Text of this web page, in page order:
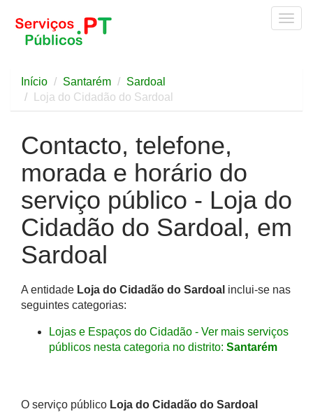
Início Santarém
Sardoal
Loja do Cidadão do Sardoal
Contacto, telefone,
morada e horário do
serviço público - Loja do
Cidadão do Sardoal, em
Sardoal
A entidade Loja do Cidadão do Sardoal inclui-se nas
seguintes categorias:
Lojas e Espaços do Cidadão - Ver mais serviços
públicos nesta categoria no distrito: Santarém
O serviço público Loja do Cidadão do Sardoal